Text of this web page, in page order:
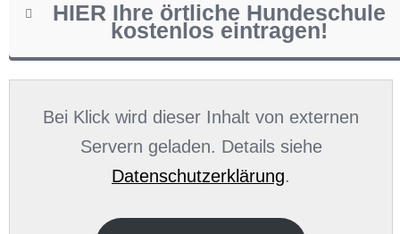
HIER Ihre örtliche Hundeschule
kostenlos eintragen!
Bei Klick wird dieser Inhalt von externen
Servern geladen. Details siehe
Datenschutzerklärung.